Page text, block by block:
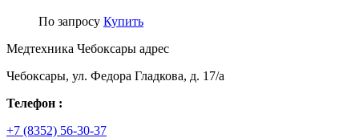
По запросу Купить
Медтехника Чебоксары адрес
Чебоксары, ул. Федора Гладкова, д. 17/а
Телефон :
+7 (8352) 56-30-37